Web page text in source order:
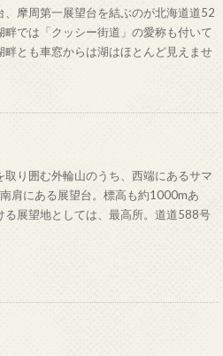
、摩周第一展望台を結ぶのが北海道道52
では「クッシー街道」の愛称も付いて
とも車窓からは湖はほとんど見えませ
り囲む外輪山のうち、西端にあるサマ
肩にある展望台。標高も約1000mあ
る展望地としては、最高所。道道588号